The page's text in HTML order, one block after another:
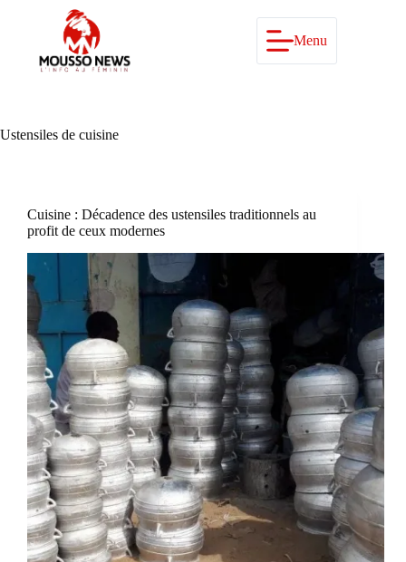
Menu
Ustensiles de cuisine
Cuisine : Décadence des ustensiles traditionnels au
profit de ceux modernes